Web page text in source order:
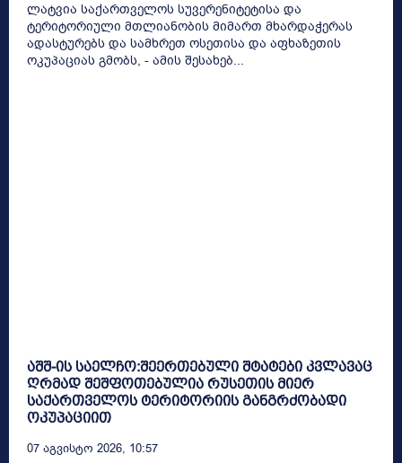
ლატვია საქართველოს სუვერენიტეტისა და
ტერიტორიული მთლიანობის მიმართ მხარდაჭერას
ადასტურებს და სამხრეთ ოსეთისა და აფხაზეთის
ოკუპაციას გმობს, - ამის შესახებ...
აშშ-ის საელჩო:შეერთებული შტატები კვლავაც
ღრმად შეშფოთებულია რუსეთის მიერ
საქართველოს ტერიტორიის განგრძობადი
ოკუპაციით
07 Აგვისტო 2026, 10:57